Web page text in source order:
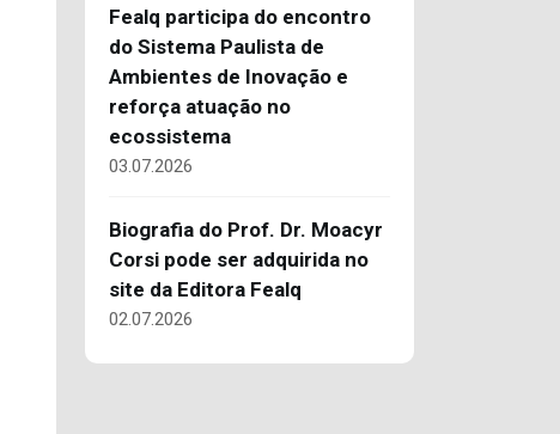
Fealq participa do encontro
do Sistema Paulista de
Ambientes de Inovação e
reforça atuação no
ecossistema
03.07.2026
Biografia do Prof. Dr. Moacyr
Corsi pode ser adquirida no
site da Editora Fealq
02.07.2026